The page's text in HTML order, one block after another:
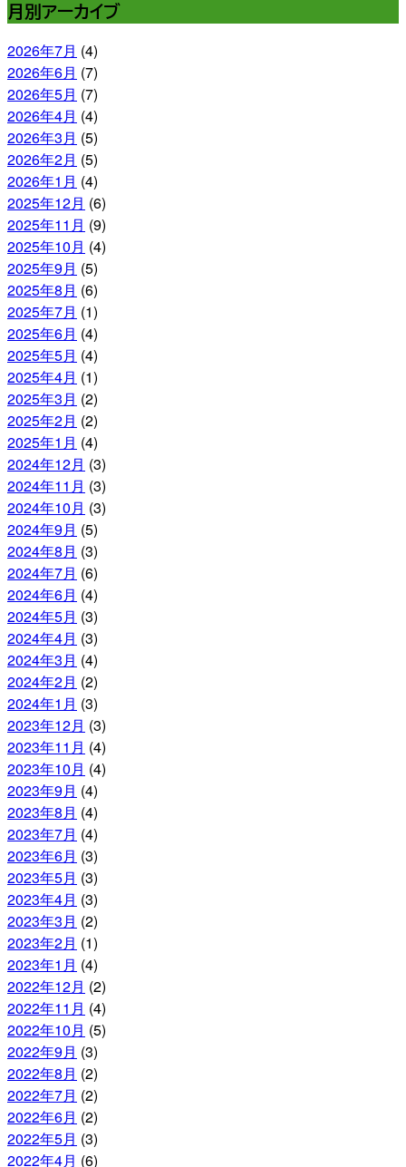
月別アーカイブ
2026年7月 (4)
2026年6月 (7)
2026年5月 (7)
2026年4月 (4)
2026年3月 (5)
2026年2月 (5)
2026年1月 (4)
2025年12月 (6)
2025年11月 (9)
2025年10月 (4)
2025年9月 (5)
2025年8月 (6)
2025年7月 (1)
2025年6月 (4)
2025年5月 (4)
2025年4月 (1)
2025年3月 (2)
2025年2月 (2)
2025年1月 (4)
2024年12月 (3)
2024年11月 (3)
2024年10月 (3)
2024年9月 (5)
2024年8月 (3)
2024年7月 (6)
2024年6月 (4)
2024年5月 (3)
2024年4月 (3)
2024年3月 (4)
2024年2月 (2)
2024年1月 (3)
2023年12月 (3)
2023年11月 (4)
2023年10月 (4)
2023年9月 (4)
2023年8月 (4)
2023年7月 (4)
2023年6月 (3)
2023年5月 (3)
2023年4月 (3)
2023年3月 (2)
2023年2月 (1)
2023年1月 (4)
2022年12月 (2)
2022年11月 (4)
2022年10月 (5)
2022年9月 (3)
2022年8月 (2)
2022年7月 (2)
2022年6月 (2)
2022年5月 (3)
2022年4月 (6)